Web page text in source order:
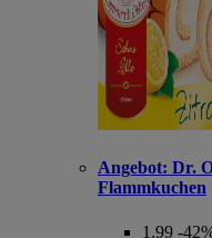
Angebot: Dr.
Flammkuchen
1.99 -